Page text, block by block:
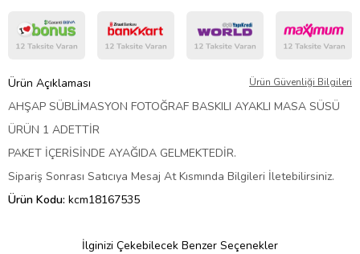
Ürün Açıklaması Ürün Güvenliği Bilgileri
AHŞAP SÜBLİMASYON FOTOĞRAF BASKILI AYAKLI MASA SÜSÜ
ÜRÜN 1 ADETTİR
PAKET İÇERİSİNDE AYAĞIDA GELMEKTEDİR.
Sipariş Sonrası Satıcıya Mesaj At Kısmında Bilgileri İletebilirsiniz.
Ürün Kodu: kcm18167535
İlginizi Çekebilecek Benzer Seçenekler